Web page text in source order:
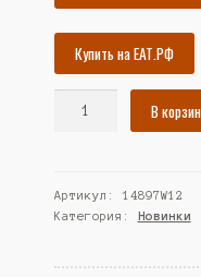
Купить на ЕАТ.РФ
кофемашину
№4,
Золотистый
В
Артикул:14897W12
Категория: Новинки